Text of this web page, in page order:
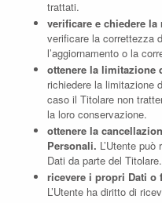
trattati.
verificare e chiedere la
verificare la correttezza
l’aggiornamento o la
ottenere la limitazione
richiedere la limitazione
caso il Titolare non
la loro conservazione.
ottenere la
Personali. L’Utente
Dati da parte del Titolare.
ricevere i propri Dati o
L’Utente ha diritto di